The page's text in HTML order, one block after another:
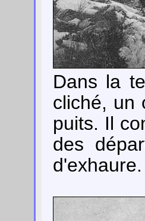
Dans la
cliché, un
puits. Il
des
d'exhaure.